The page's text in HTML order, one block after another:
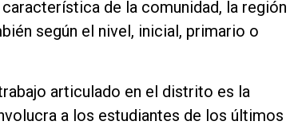
de la comunidad, la región
según el nivel, inicial, primario o
articulado en el distrito es la
a los estudiantes de los últimos